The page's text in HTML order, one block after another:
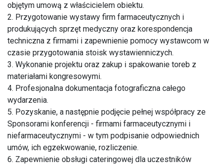
objętym umową z właścicielem obiektu.
2. Przygotowanie wystawy firm farmaceutycznych i
produkujących sprzęt medyczny oraz korespondencja
techniczna z firmami i zapewnienie pomocy wystawcom w
czasie przygotowania stoisk wystawienniczych.
3. Wykonanie projektu oraz zakup i spakowanie toreb z
materiałami kongresowymi.
4. Profesjonalna dokumentacja fotograficzna całego
wydarzenia.
5. Pozyskanie, a następnie podjęcie pełnej współpracy ze
Sponsorami konferencji - firmami farmaceutycznymi i
niefarmaceutycznymi - w tym podpisanie odpowiednich
umów, ich egzekwowanie, rozliczenie.
6. Zapewnienie obsługi cateringowej dla uczestników